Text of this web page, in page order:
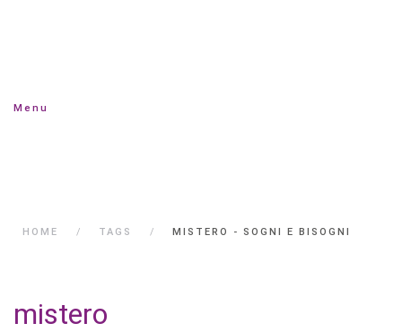
Menu
HOME TAGS MISTERO - SOGNI E BISOGNI
mistero